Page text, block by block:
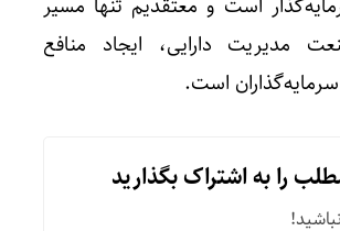
است و معتقدیم تنها مسیر
مدیریت دارایی، ایجاد منافع
است.
را به اشتراک بگذارید